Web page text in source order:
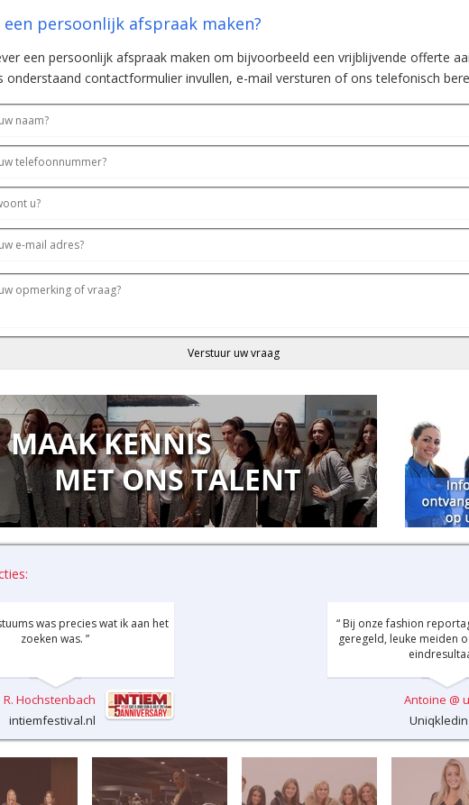
een persoonlijk afspraak maken?
een persoonlijk afspraak maken om bijvoorbeeld een vrijblijvende offerte
onderstaand contactformulier invullen, e-mail versturen of ons telefonisch
was precies wat ik aan het
zoeken was. ”
R. Hochstenbach
intiemfestival.nl
“ Bij onze fashion
geregeld, leuke meiden
Antoine @